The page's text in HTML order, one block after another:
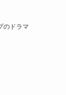
のドラマ